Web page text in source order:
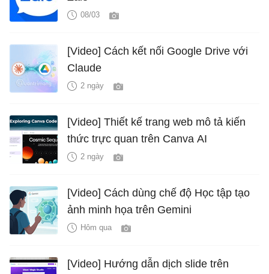
08/03
[Video] Cách kết nối Google Drive với
Claude
2 ngày
[Video] Thiết kế trang web mô tả kiến
thức trực quan trên Canva AI
2 ngày
[Video] Cách dùng chế độ Học tập tạo
ảnh minh họa trên Gemini
Hôm qua
[Video] Hướng dẫn dịch slide trên